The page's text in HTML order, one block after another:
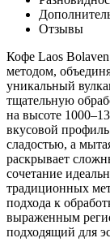
Отзывы
Кофе Laos
методом,
уникальный
тщательную
на высоте
вкусовой
сладостью, а
раскрывает
сочетание
традиционных
подхода к
выраженным
подходящий для